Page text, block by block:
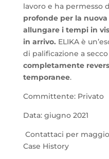
lavoro e ha permesso
profonde per la
allungare i tempi in
in arrivo. ELIKA è
di palificazione a
completamente
temporanee.
Committente: Privato
Data: giugno 2021
Contattaci per
Case History